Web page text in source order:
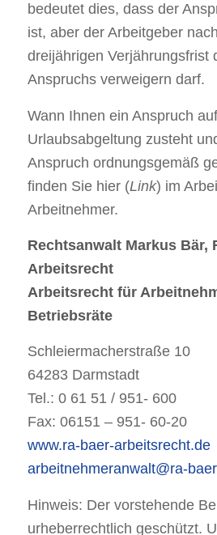
bedeutet dies, dass der
ist, aber der Arbeitgeber
dreijährigen Verjährungsfrist
Anspruchs verweigern darf.
Wann Ihnen ein Anspruch auf
Urlaubsabgeltung zusteht
Anspruch ordnungsgemäß
finden Sie hier (Link) im
Arbeitnehmer.
Rechtsanwalt Markus Bär,
Arbeitsrecht
Arbeitsrecht für
Betriebsräte
Schleiermacherstraße 10
64283 Darmstadt
Tel.: 0 61 51 / 951- 600
Fax: 06151 – 951- 60-20
www.ra-baer-arbeitsrecht.de
arbeitnehmeranwalt@ra-
Hinweis: Der vorstehende
urheberrechtlich geschützt.